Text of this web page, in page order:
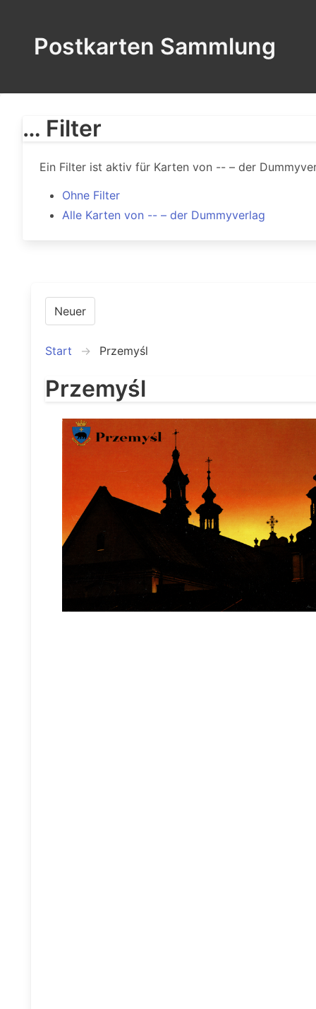
Postkarten Sammlung
… Filter
Ein Filter ist aktiv für Karten von -- – der
Ohne Filter
Alle Karten von -- – der Dummyverlag
Neuer
Start Przemyśl
Przemyśl